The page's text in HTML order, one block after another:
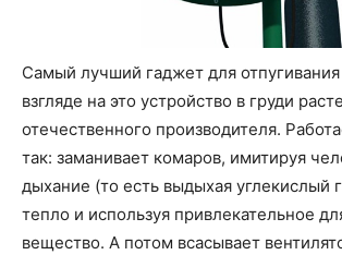
Самый лучший гаджет для
взгляде на это устройство в груди
отечественного производителя.
так: заманивает комаров, имитируя
дыхание (то есть выдыхая углекислый
тепло и используя привлекательное
вещество. А потом всасывает